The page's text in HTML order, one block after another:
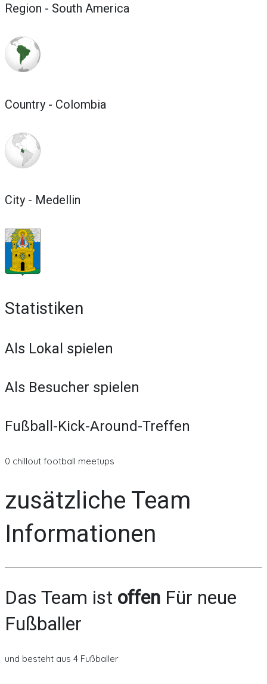
Region - South America
Country - Colombia
City - Medellin
Statistiken
Als Lokal spielen
Als Besucher spielen
Fußball-Kick-Around-Treffen
0 chillout football meetups
zusätzliche Team
Informationen
Das Team ist offen Für neue
Fußballer
und besteht aus 4 Fußballer